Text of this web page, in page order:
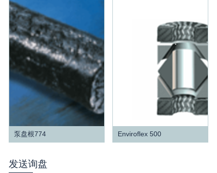
泵盘根774 Enviroflex 500
发送询盘